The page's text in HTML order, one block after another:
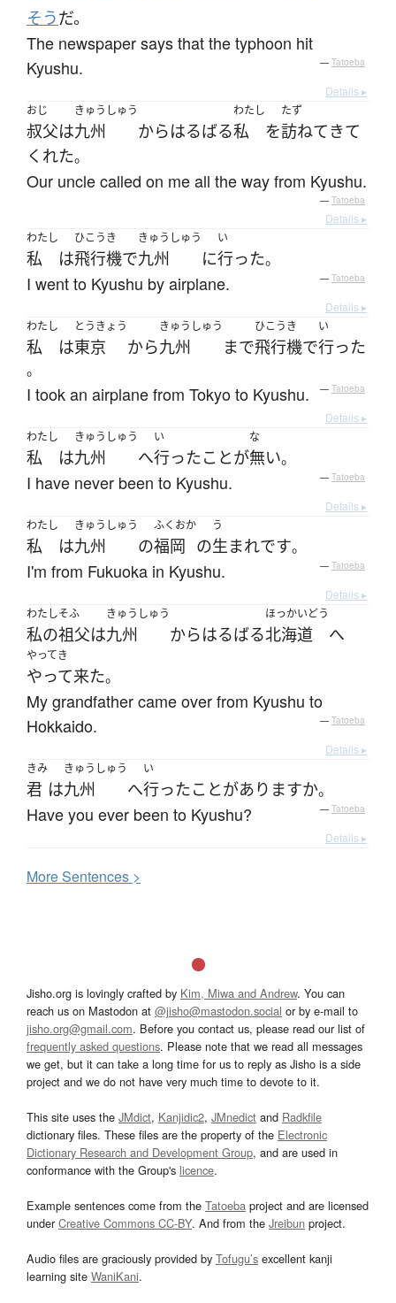
そうだ。
The newspaper says that the typhoon hit
Kyushu.
— Tatoeba
Details ▸
おじ
叔父は
きゅうしゅう
九州 からはるばる
わたし
私 を
たず
訪ねて きて
くれた。
Our uncle called on me all the way from Kyushu.
— Tatoeba
Details ▸
わたし
私 は
ひこうき
飛行機で
きゅうしゅう
九州 に
い
行った。
I went to Kyushu by airplane. — Tatoeba
Details ▸
わたし
私 は
とうきょう
東京 から
きゅうしゅう
九州 まで
ひこうき
飛行機で
い
行った
。
I took an airplane from Tokyo to Kyushu. — Tatoeba
Details ▸
わたし
私 は
きゅうしゅう
九州 へ
い
行ったことが
な
無い。
I have never been to Kyushu. — Tatoeba
Details ▸
わたし
私 は
きゅうしゅう
九州 の
ふくおか
福岡 の
う
生まれです。
I'm from Fukuoka in Kyushu. — Tatoeba
Details ▸
わたし
私の
そふ
祖父は
きゅうしゅう
九州 からはるばる
ほっかいどう
北海道 へ
やってき
やって来た。
My grandfather came over from Kyushu to
Hokkaido.
— Tatoeba
Details ▸
きみ
君 は
きゅうしゅう
九州 へ
い
行ったことがありますか。
Have you ever been to Kyushu? — Tatoeba
Details ▸
MoreSentences >
Jisho.org is lovingly crafted by Kim, Miwa and Andrew. You can
reach us on Mastodon at @jisho@mastodon.social or by e-mail to
jisho.org@gmail.com. Before you contact us, please read our list of
frequently asked questions. Please note that we read all messages
we get, but it can take a long time for us to reply as Jisho is a side
project and we do not have very much time to devote to it.
This site uses the JMdict, Kanjidic2, JMnedict and Radkfile
dictionary files. These files are the property of the Electronic
Dictionary Research and Development Group, and are used in
conformance with the Group's licence.
Example sentences come from the Tatoeba project and are licensed
underCreative Commons CC-BY. And from the Jreibun project.
Audio files are graciously provided by Tofugu’s excellent kanji
learning site WaniKani.